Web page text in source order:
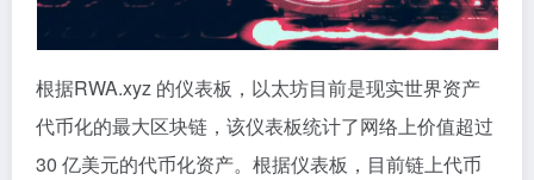
根据RWA.xyz 的仪表板，以太坊目前是现实世界资产
代币化的最大区块链，该仪表板统计了网络上价值超过
30 亿美元的代币化资产。根据仪表板，目前链上代币